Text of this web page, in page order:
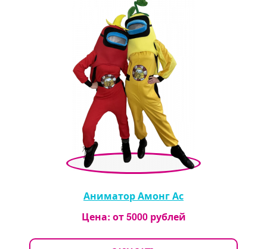
Аниматор Амонг Ас
Цена: от5000рублей